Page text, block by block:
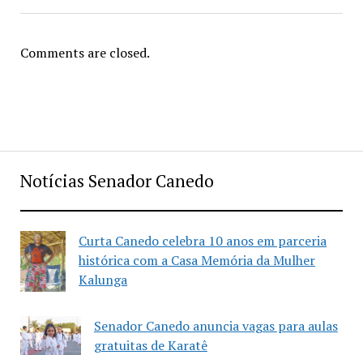
Notícias Senador Canedo
Curta Canedo celebra 10 anos em parceria
histórica com a Casa Memória da Mulher
Kalunga
Senador Canedo anuncia vagas para aulas
gratuitas de Karatê
Comments are closed.